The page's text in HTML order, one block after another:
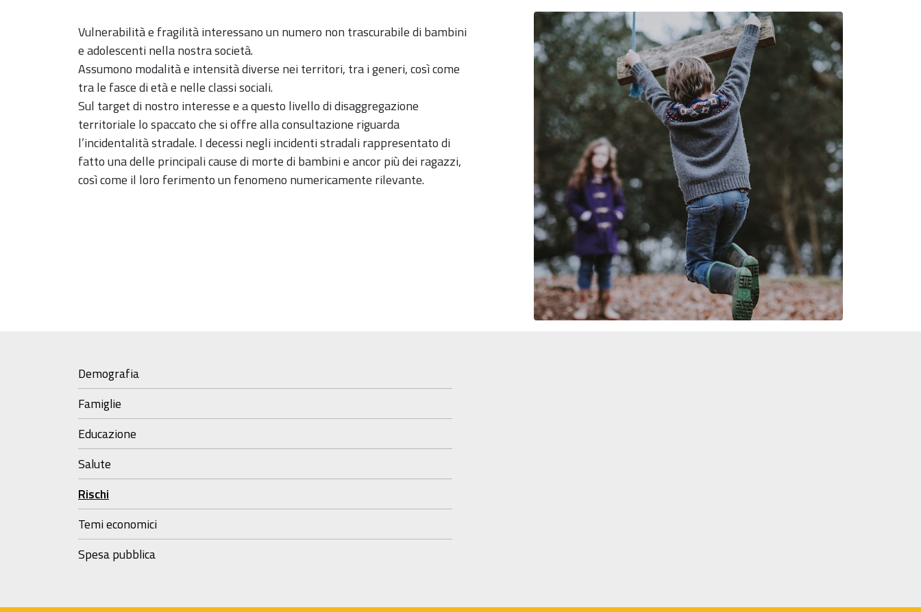
Vulnerabilità e fragilità interessano un numero non trascurabile di bambini
e adolescenti nella nostra società.
Assumono modalità e intensità diverse nei territori, tra i generi, così come
tra le fasce di età e nelle classi sociali.
Sul target di nostro interesse e a questo livello di disaggregazione
territoriale lo spaccato che si offre alla consultazione riguarda
l’incidentalità stradale. I decessi negli incidenti stradali rappresentato di
fatto una delle principali cause di morte di bambini e ancor più dei ragazzi,
così come il loro ferimento un fenomeno numericamente rilevante.
Demografia
Famiglie
Educazione
Salute
Rischi
Temi economici
Spesa pubblica